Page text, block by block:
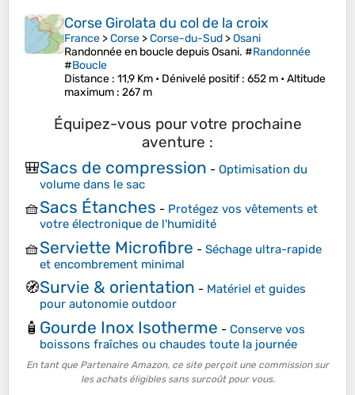
Corse Girolata du col de la croix
France >Corse >Corse-du-Sud >Osani
Randonnée en boucle depuis Osani. #Randonnée
#Boucle
Distance : 11,9 Km • Dénivelé positif: 652 m •Altitude
maximum : 267 m
Équipez-vous pour votre prochaine
aventure :
🎒Sacs de compression - Optimisation du
volume dans le sac
🧺Sacs Étanches - Protégez vos vêtements et
votre électronique de l'humidité
🧺Serviette Microfibre - Séchage ultra-rapide
et encombrement minimal
🧭Survie & orientation - Matériel et guides
pour autonomie outdoor
🧴 Gourde Inox Isotherme - Conserve vos
boissons fraîches ou chaudes toute la journée
En tant que Partenaire Amazon, ce site perçoit une commission sur
les achats éligibles sans surcoût pour vous.